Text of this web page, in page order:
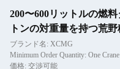
200〜600リットルの燃
トンの対重量を持つ荒
ブランド名: XCMG
Minimum Order Quantity: One Crane
価格: 交渉可能